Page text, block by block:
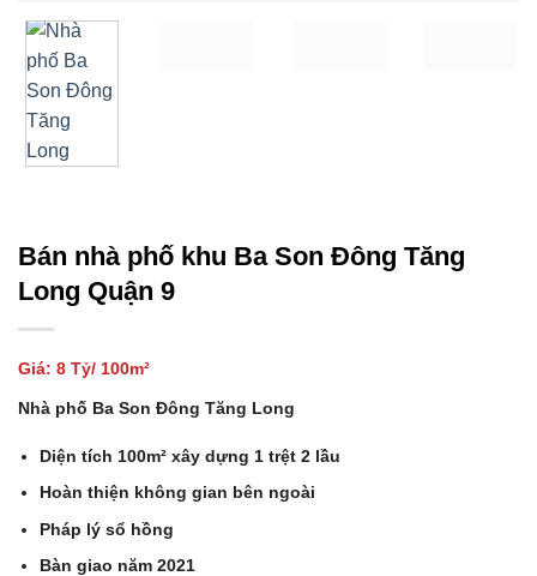
Bán nhà phố khu Ba Son Đông Tăng
Long Quận 9
Giá: 8 Tỷ/ 100m²
Nhà phố Ba Son Đông Tăng Long
Diện tích 100m² xây dựng 1 trệt 2 lầu
Hoàn thiện không gian bên ngoài
Pháp lý sổ hồng
Bàn giao năm 2021